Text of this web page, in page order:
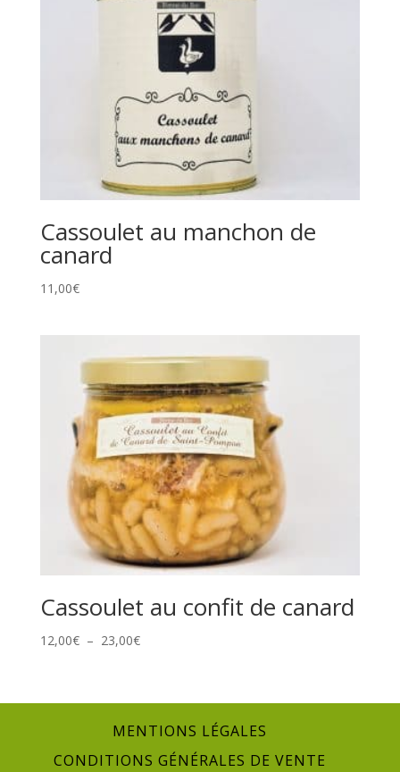
Cassoulet au manchon de
canard
11,00€
Cassoulet au confit de canard
12,00€ – 23,00€Plage
12,00€
23,00€
MENTIONS LÉGALES
CONDITIONS GÉNÉRALES DE VENTE